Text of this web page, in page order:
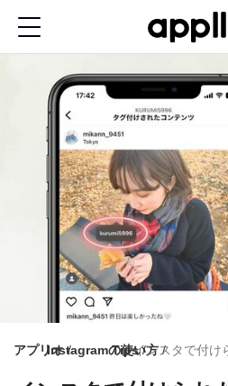
アプリオInstagramの使い方
Tipsインスタで付け